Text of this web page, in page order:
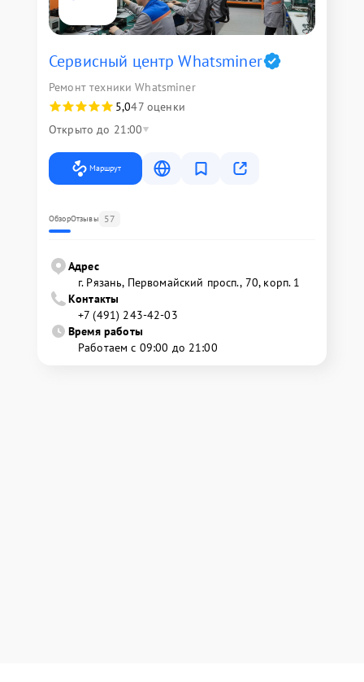
Сервисный центр Whatsminer
Ремонт техники Whatsminer
5,047 оценки
Открыто до 21:00
Маршрут
ОбзорОтзывы 57
Адрес
г. Рязань, Первомайский просп., 70, корп. 1
Контакты
+7 (491) 243-42-03
Время работы
Работаем с 09:00 до 21:00